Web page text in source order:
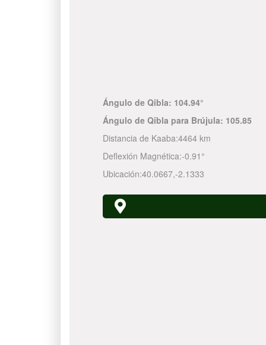
Ángulo de Qibla: 104.94°
Ángulo de Qibla para Brújula: 105.85
Distancia de Kaaba:4464 km
Deflexión Magnética:-0.91°
Ubicación:40.0667,-2.1333